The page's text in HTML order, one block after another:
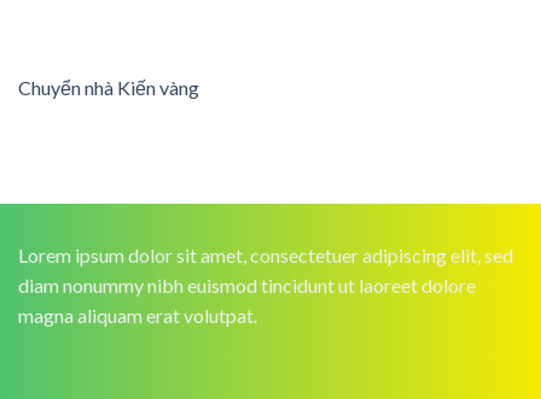
Chuyển nhà Kiến vàng
Lorem ipsum dolor sit amet, consectetuer adipiscing elit, sed
diam nonummy nibh euismod tincidunt ut laoreet dolore
magna aliquam erat volutpat.